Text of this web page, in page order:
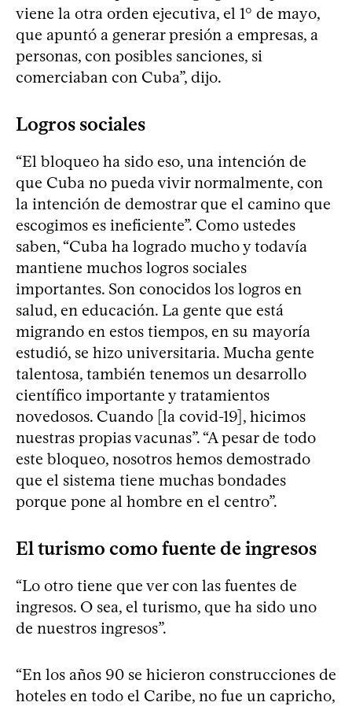
viene la otra orden ejecutiva, el 1° de mayo,
que apuntó a generar presión a empresas, a
personas, con posibles sanciones, si
comerciaban con Cuba”, dijo.
Logros sociales
“El bloqueo ha sido eso, una intención de
que Cuba no pueda vivir normalmente, con
la intención de demostrar que el camino que
escogimos es ineficiente”. Como ustedes
saben, “Cuba ha logrado mucho y todavía
mantiene muchos logros sociales
importantes. Son conocidos los logros en
salud, en educación. La gente que está
migrando en estos tiempos, en su mayoría
estudió, se hizo universitaria. Mucha gente
talentosa, también tenemos un desarrollo
científico importante y tratamientos
novedosos. Cuando [la covid-19], hicimos
nuestras propias vacunas”. “A pesar de todo
este bloqueo, nosotros hemos demostrado
que el sistema tiene muchas bondades
porque pone al hombre en el centro”.
El turismo como fuente de ingresos
“Lo otro tiene que ver con las fuentes de
ingresos. O sea, el turismo, que ha sido uno
de nuestros ingresos”.
“En los años 90 se hicieron construcciones de
hoteles en todo el Caribe, no fue un capricho,